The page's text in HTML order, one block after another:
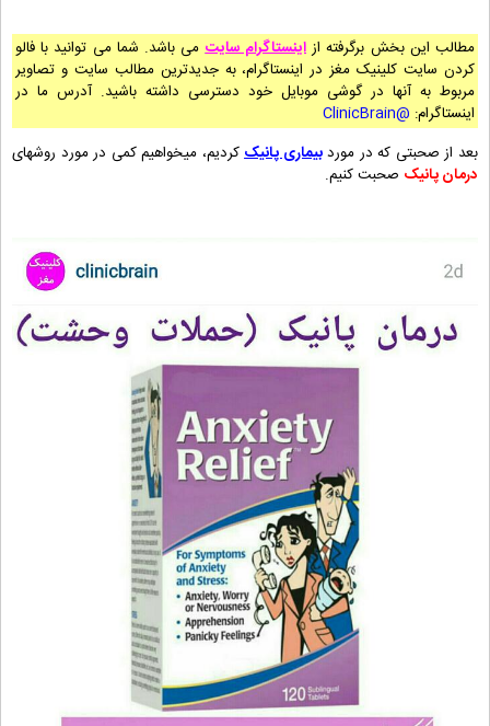
مطالب این بخش برگرفته ازاینستاگرام سایتمی باشد. شما می توانید با فالو
کردن سایت کلینیک مغز در اینستاگرام، به جدیدترین مطالب سایت و تصاویر
مربوط به آنها در گوشی موبایل خود دسترسی داشته باشید. آدرس ما در
اینستاگرام: @ClinicBrain
بعد از صحبتی که در موردبیماری پانیککردیم، میخواهیم کمی در مورد روشهای
درمان پانیک صحبت کنیم.